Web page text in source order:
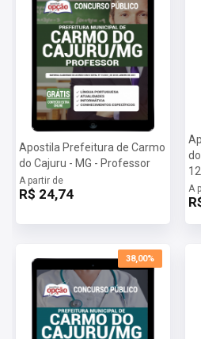
Salário:De R$1.127,78 a R$ 3.200,95
Taxa de Inscrição:De R$ 40,00 a R$
Provas:30/05
Organizadora:FUNDEP
Apostila Prefeitura de Carmo
do Cajuru - MG - Professor
A partir de
R$ 24,74 A
38,00%